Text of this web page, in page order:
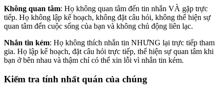
Không quan tâm: Họ không quan tâm đến tin nhắn VÀ gặp trực
tiếp. Họ không lập kế hoạch, không đặt câu hỏi, không thể hiện sự
quan tâm đến cuộc sống của bạn và không chủ động liên lạc.
Nhắn tin kém: Họ không thích nhắn tin NHƯNG lại trực tiếp tham
gia. Họ lập kế hoạch, đặt câu hỏi trực tiếp, thể hiện sự quan tâm khi
bạn ở bên nhau và thậm chí có thể xin lỗi vì nhắn tin kém.
Kiểm tra tính nhất quán của chúng